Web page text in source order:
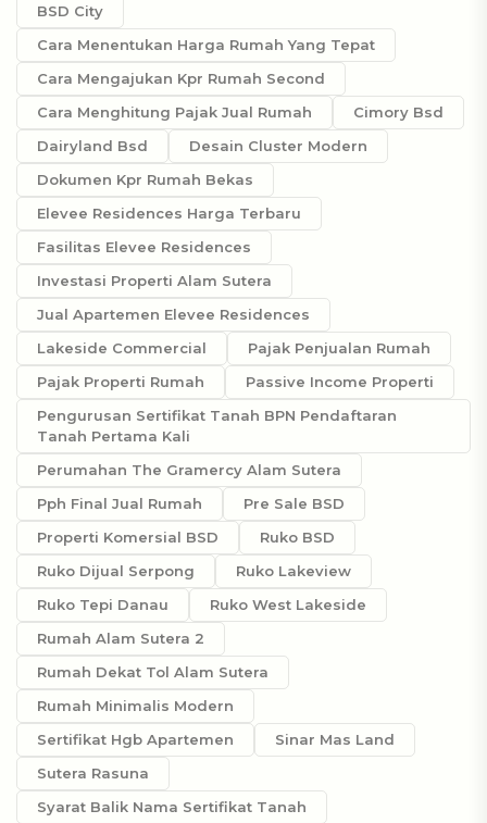
BSD City
Cara Menentukan Harga Rumah Yang Tepat
Cara Mengajukan Kpr Rumah Second
Cara Menghitung Pajak Jual Rumah
Cimory Bsd
Dairyland Bsd
Desain Cluster Modern
Dokumen Kpr Rumah Bekas
Elevee Residences Harga Terbaru
Fasilitas Elevee Residences
Investasi Properti Alam Sutera
Jual Apartemen Elevee Residences
Lakeside Commercial
Pajak Penjualan Rumah
Pajak Properti Rumah
Passive Income Properti
Pengurusan Sertifikat Tanah BPN Pendaftaran
Tanah Pertama Kali
Perumahan The Gramercy Alam Sutera
Pph Final Jual Rumah
Pre Sale BSD
Properti Komersial BSD
Ruko BSD
Ruko Dijual Serpong
Ruko Lakeview
Ruko Tepi Danau
Ruko West Lakeside
Rumah Alam Sutera 2
Rumah Dekat Tol Alam Sutera
Rumah Minimalis Modern
Sertifikat Hgb Apartemen
Sinar Mas Land
Sutera Rasuna
Syarat Balik Nama Sertifikat Tanah